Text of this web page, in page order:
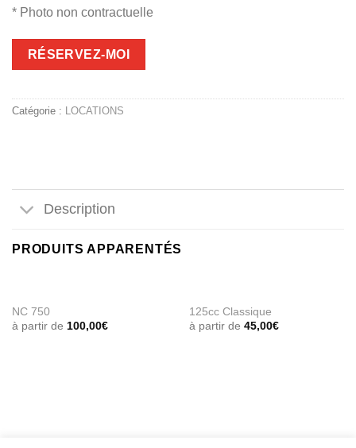
* Photo non contractuelle
RÉSERVEZ-MOI
Catégorie : LOCATIONS
Description
PRODUITS APPARENTÉS
NC 750
à partir de 100,00€
125cc Classique
à partir de 45,00€